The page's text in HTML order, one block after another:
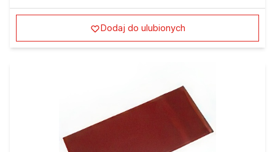
Dodaj do ulubionych